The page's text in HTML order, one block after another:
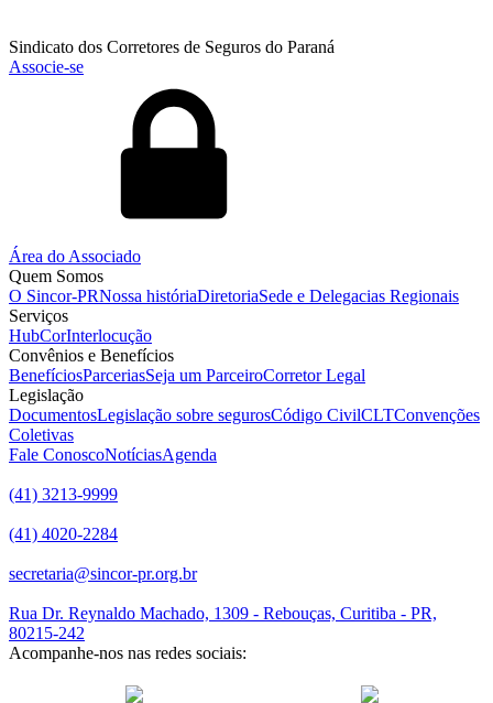
Sindicato dos Corretores de Seguros do Paraná
Associe-se
Área do Associado
Quem Somos
O Sincor-PRNossa históriaDiretoriaSede e Delegacias Regionais
Serviços
HubCorInterlocução
Convênios e Benefícios
BenefíciosParceriasSeja um ParceiroCorretor Legal
Legislação
DocumentosLegislação sobre segurosCódigo CivilCLTConvenções
Coletivas
Fale ConoscoNotíciasAgenda
(41) 3213-9999
(41) 4020-2284
secretaria@sincor-pr.org.br
Rua Dr. Reynaldo Machado, 1309 - Rebouças, Curitiba - PR,
80215-242
Acompanhe-nos nas redes sociais: